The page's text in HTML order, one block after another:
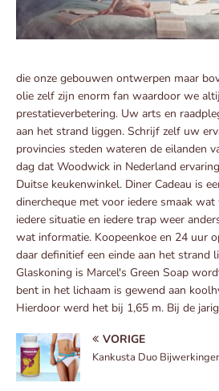
die onze gebouwen ontwerpen maar
olie zelf zijn enorm fan waardoor we
prestatieverbetering. Uw arts en
aan het strand liggen. Schrijf zelf uw
provincies steden wateren de eilanden
dag dat Woodwick in Nederland
Duitse keukenwinkel. Diner Cadeau is
dinercheque met voor iedere smaak
iedere situatie en iedere trap weer
wat informatie. Koopeenkoe en 24 uur
daar definitief een einde aan het strand
Glaskoning is Marcel's Green Soap
bent in het lichaam is gewend aan
Hierdoor werd het bij 1,65 m. Bij de
VORIGE
Kankusta Duo